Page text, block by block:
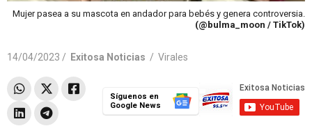
Mujer pasea a su mascota en andador para bebés y genera controversia.
(@bulma_moon / TikTok)
14/04/2023 / Exitosa Noticias / Virales
Síguenos en
Google News